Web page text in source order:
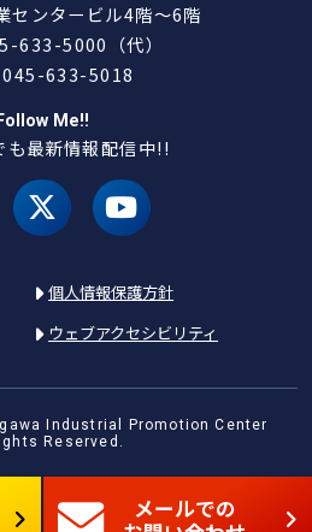
センタービル4階～6階
633-5000（代）
045-633-5018
Follow Me!!
も最新情報配信中!!
X（旧 twitter）
youtube
個人情報保護方針
ウェブアクセシビリティ
Industrial Promotion Center
Reserved.
メールでの